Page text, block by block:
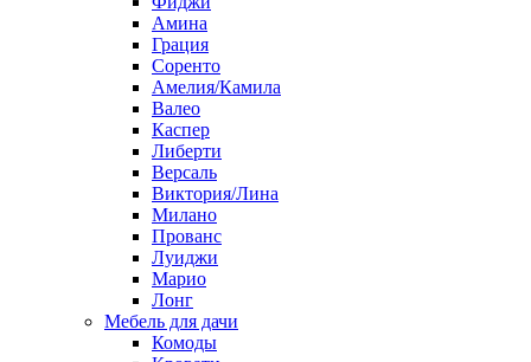
Амина
Грация
Соренто
Амелия/Камила
Валео
Каспер
Либерти
Версаль
Виктория/Лина
Милано
Прованс
Луиджи
Марио
Лонг
Мебель для дачи
Комоды